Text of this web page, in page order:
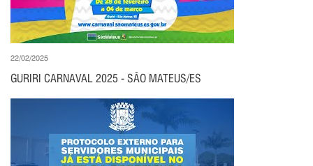
22/02/2025
GURIRI CARNAVAL 2025 - SÃO MATEUS/ES